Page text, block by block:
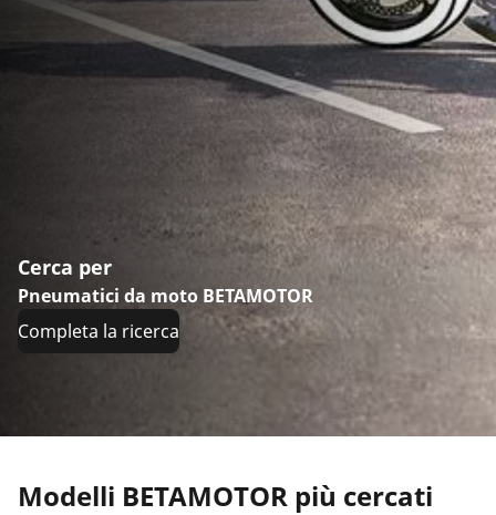
Cerca per
Pneumatici da moto BETAMOTOR
Completa la ricerca
Modelli BETAMOTOR più cercati